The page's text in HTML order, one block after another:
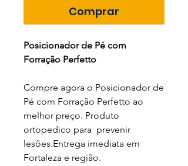
Comprar
Posicionador de Pé com
Forração Perfetto
Compre agora o Posicionador de
Pé com Forração Perfetto ao
melhor preço. Produto
ortopedico para prevenir
lesões.Entrega imediata em
Fortaleza e região.